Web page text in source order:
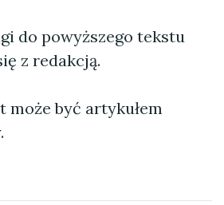
do powyższego tekstu
z redakcją.
może być artykułem